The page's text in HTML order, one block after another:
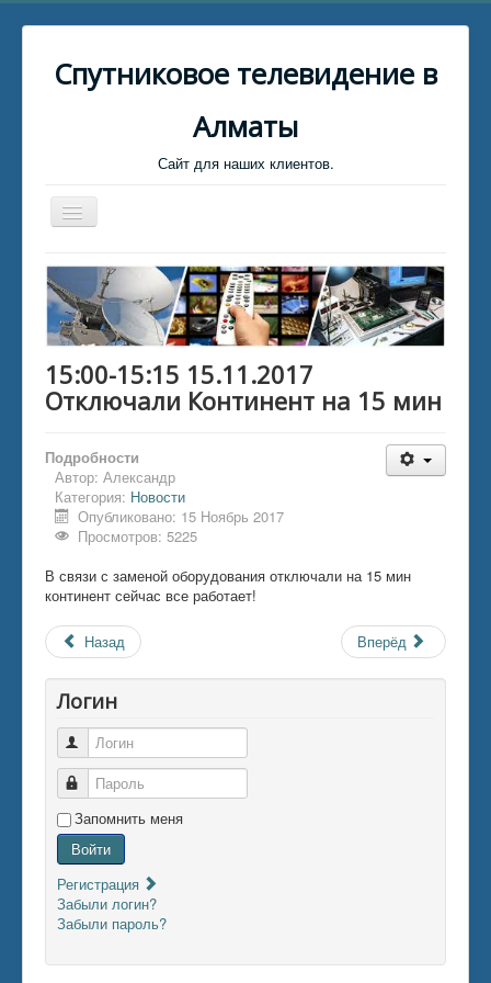
Спутниковое телевидение в
Алматы
Сайт для наших клиентов.
Toggle
Navigation
Главная
Биллинг
Клиент для связи
Установщики Спутниковых тарелок
Каталог файлов
Каталог статей
Обратная связь
15:00-15:15 15.11.2017
Отключали Континент на 15 мин
Подробности
Автор: Александр
Категория: Новости
Опубликовано: 15 Ноябрь 2017
Просмотров: 5225
В связи с заменой оборудования отключали на 15 мин
континент сейчас все работает!
Назад Вперёд
Логин
Логин
Пароль
Запомнить меня
Войти
Регистрация
Забыли логин?
Забыли пароль?